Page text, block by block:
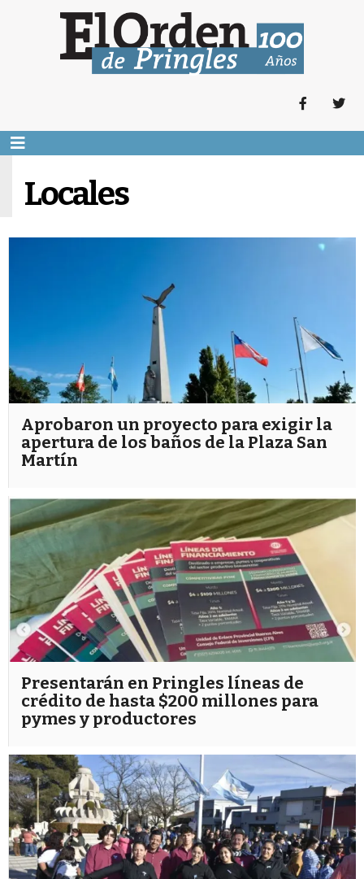
Locales
Aprobaron un proyecto para exigir la
apertura de los baños de la Plaza San
Martín
Presentarán en Pringles líneas de
crédito de hasta $200 millones para
pymes y productores